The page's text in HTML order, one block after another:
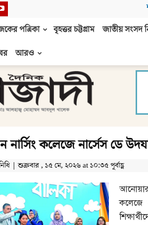
পত্রিকা বৃহত্তর চট্টগ্রাম জাতীয় সংসদ
আরও
নার্সিং কলেজে নার্সেস ডে
| শুক্রবার , ১৫ মে, ২০২৬ at ১০:৩৫ পূর্বাহ্ণ
কলেজে